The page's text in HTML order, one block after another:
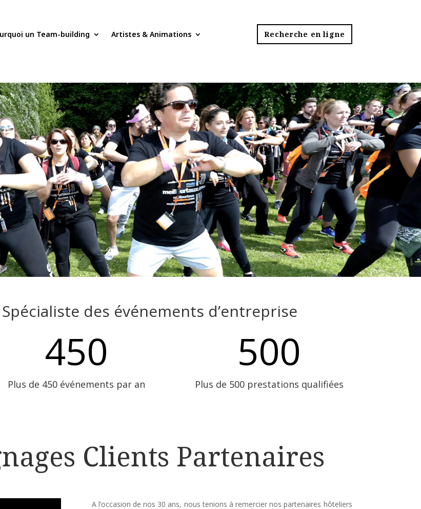
un Team-building Artistes & Animations Recherche en ligne
Spécialiste des événements d’entreprise
450
Plus de 450 événements par an
500
Plus de 500 prestations qualifiées
Clients Partenaires
A l’occasion de nos 30 ans, nous tenions à remercier nos partenaires hôteliers